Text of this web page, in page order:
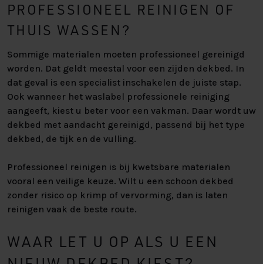
PROFESSIONEEL REINIGEN OF
THUIS WASSEN?
Sommige materialen moeten professioneel gereinigd
worden. Dat geldt meestal voor een zijden dekbed. In
dat geval is een specialist inschakelen de juiste stap.
Ook wanneer het waslabel professionele reiniging
aangeeft, kiest u beter voor een vakman. Daar wordt uw
dekbed met aandacht gereinigd, passend bij het type
dekbed, de tijk en de vulling.
Professioneel reinigen is bij kwetsbare materialen
vooral een veilige keuze. Wilt u een schoon dekbed
zonder risico op krimp of vervorming, dan is laten
reinigen vaak de beste route.
WAAR LET U OP ALS U EEN